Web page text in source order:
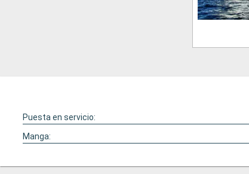
Puesta en servicio:
Manga: